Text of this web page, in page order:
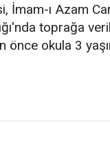
ı Azam
toprağa
önce okula 3